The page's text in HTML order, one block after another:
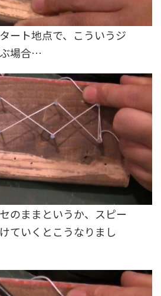
ート地点で、こういうジ
場合…
のままというか、スピー
ていくとこうなりまし